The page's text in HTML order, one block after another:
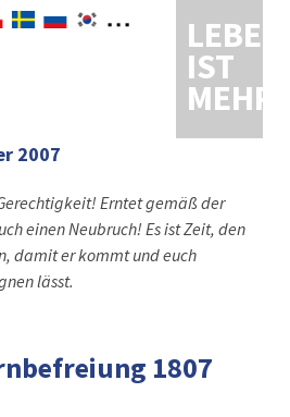
LEBEN
IST
MEHR
2007
Erntet gemäß der
einen Neubruch! Es ist Zeit, den
damit er kommt und euch
lässt.
1807